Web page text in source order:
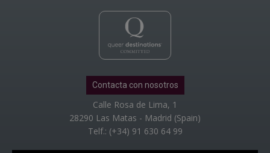
Contacta con nosotros
Calle Rosa de Lima, 1
28290 Las Matas - Madrid (Spain)
Telf.: (+34) 91 630 64 99